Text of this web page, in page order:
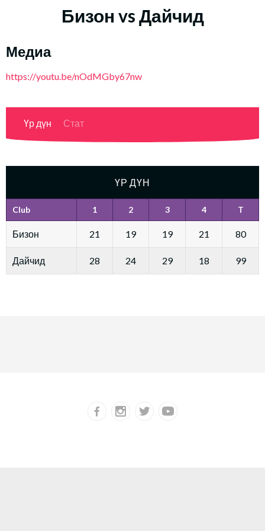
Бизон vs Дайчид
Медиа
https://youtu.be/nOdMGby67nw
Үр дүн Стат
ҮР ДҮН
Club 1 2 3 4 T
Бизон 21 19 19 21 80
Дайчид 28 24 29 18 99